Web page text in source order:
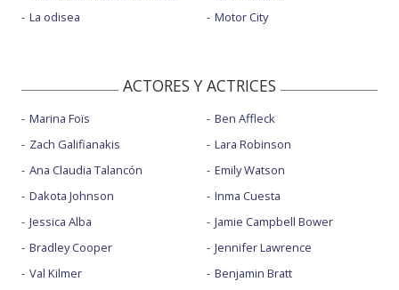
La odisea
Motor City
ACTORES Y ACTRICES
Marina Foïs
Zach Galifianakis
Ana Claudia Talancón
Dakota Johnson
Jessica Alba
Bradley Cooper
Val Kilmer
Ben Affleck
Lara Robinson
Emily Watson
Inma Cuesta
Jamie Campbell Bower
Jennifer Lawrence
Benjamin Bratt